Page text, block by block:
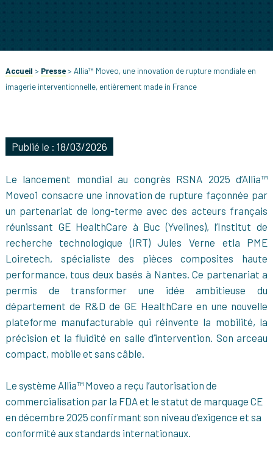
Accueil > Presse> Allia™ Moveo, une innovation de rupture mondiale en
imagerie interventionnelle, entièrement made in France
Publié le : 18/03/2026
Le lancement mondial au congrès RSNA 2025 d’Allia™
Moveo1 consacre une innovation de rupture façonnée par
un partenariat de long-terme avec des acteurs français
réunissant GE HealthCare à Buc (Yvelines), l’Institut de
recherche technologique (IRT) Jules Verne etla PME
Loiretech, spécialiste des pièces composites haute
performance, tous deux basés à Nantes. Ce partenariat a
permis de transformer une idée ambitieuse du
département de R&D de GE HealthCare en une nouvelle
plateforme manufacturable qui réinvente la mobilité, la
précision et la fluidité en salle d’intervention. Son arceau
compact, mobile et sans câble.
Le système Allia™ Moveo a reçu l’autorisation de
commercialisation par la FDA et le statut de marquage CE
en décembre 2025 confirmant son niveau d’exigence et sa
conformité aux standards internationaux.